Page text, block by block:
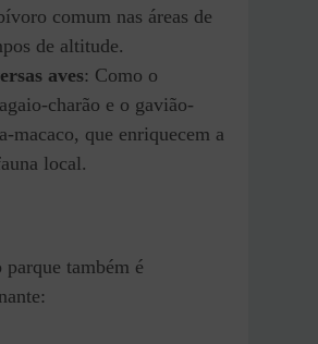
comum nas áreas de
de altitude.
aves: Como o
charão e o gavião-
macaco, que enriquecem a
local.
parque também é